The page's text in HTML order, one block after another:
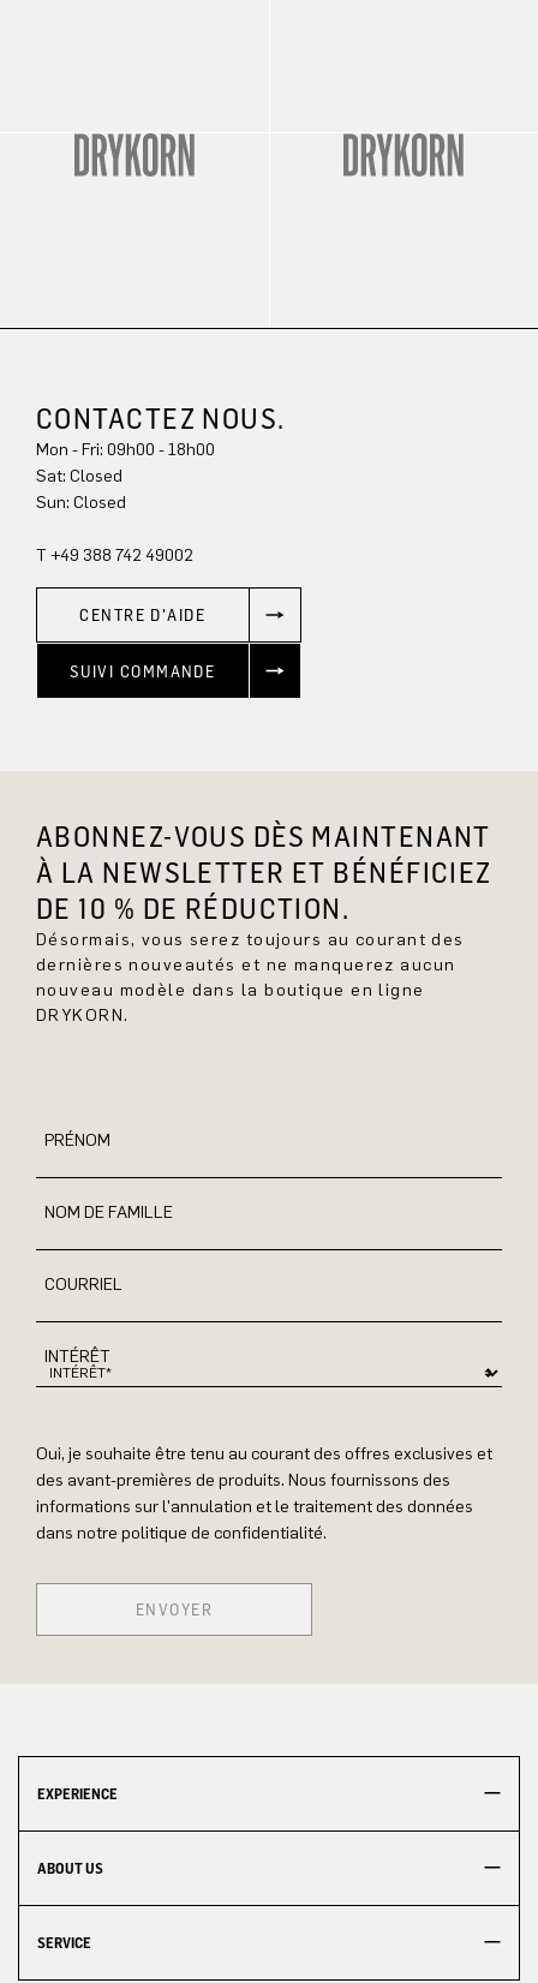
CONTACTEZ NOUS.
Mon - Fri: 09h00 - 18h00
Sat: Closed
Sun: Closed
T +49 388 742 49002
CENTRE D'AIDE
SUIVI COMMANDE
ABONNEZ-VOUS DÈS MAINTENANT
À LA NEWSLETTER ET BÉNÉFICIEZ
DE 10 % DE RÉDUCTION.
Désormais, vous serez toujours au courant des
dernières nouveautés et ne manquerez aucun
nouveau modèle dans la boutique en ligne
DRYKORN.
PRÉNOM
NOM DE FAMILLE
COURRIEL
INTÉRÊT
Oui, je souhaite être tenu au courant des offres exclusives et
des avant-premières de produits. Nous fournissons des
informations sur l'annulation et le traitement des données
dans notre politique de confidentialité.
ENVOYER
EXPERIENCE
ABOUT US
SERVICE